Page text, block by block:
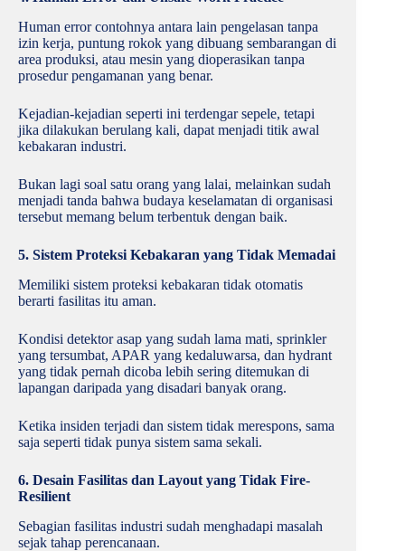
Human error contohnya antara lain pengelasan tanpa
izin kerja, puntung rokok yang dibuang sembarangan di
area produksi, atau mesin yang dioperasikan tanpa
prosedur pengamanan yang benar.
Kejadian-kejadian seperti ini terdengar sepele, tetapi
jika dilakukan berulang kali, dapat menjadi titik awal
kebakaran industri.
Bukan lagi soal satu orang yang lalai, melainkan sudah
menjadi tanda bahwa budaya keselamatan di organisasi
tersebut memang belum terbentuk dengan baik.
5. Sistem Proteksi Kebakaran yang Tidak Memadai
Memiliki sistem proteksi kebakaran tidak otomatis
berarti fasilitas itu aman.
Kondisi detektor asap yang sudah lama mati, sprinkler
yang tersumbat, APAR yang kedaluwarsa, dan hydrant
yang tidak pernah dicoba lebih sering ditemukan di
lapangan daripada yang disadari banyak orang.
Ketika insiden terjadi dan sistem tidak merespons, sama
saja seperti tidak punya sistem sama sekali.
6. Desain Fasilitas dan Layout yang Tidak Fire-
Resilient
Sebagian fasilitas industri sudah menghadapi masalah
sejak tahap perencanaan.